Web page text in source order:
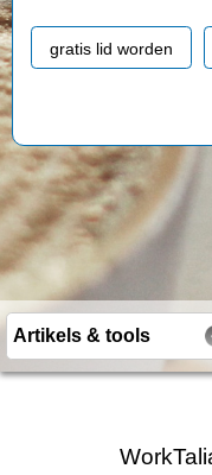
gratis lid worden